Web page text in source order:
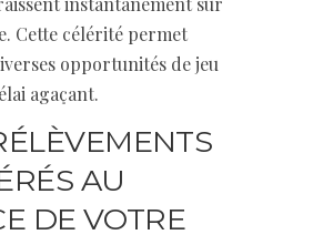
Cette célérité permet
opportunités de jeu
agaçant.
AU
DE VOTRE